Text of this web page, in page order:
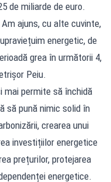
de miliarde de euro.
ajuns, cu alte cuvinte,
energetic, de
grea în următorii 4,
Peiu.
mai permite să închidă
să pună nimic solid în
crearea unui
investițiilor energetice
prețurilor, protejarea
energetice.